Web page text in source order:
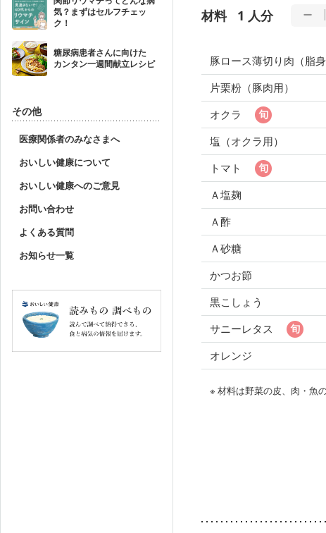
気？まずはセルフチェッ
ク！
糖尿病患者さんに向けた
カンタン一週間献立レシピ
その他
医療関係者のみなさまへ
おいしい健康について
おいしい健康へのご意見
お問い合わせ
よくある質問
お知らせ一覧
材料 1 人分
豚ロース薄切り肉（脂身
片栗粉（豚肉用）
オクラ
塩（オクラ用）
トマト
Ａ塩麹
Ａ酢
Ａ砂糖
かつお節
黒こしょう
サニーレタス
オレンジ
※ 材料は野菜の皮、肉・魚